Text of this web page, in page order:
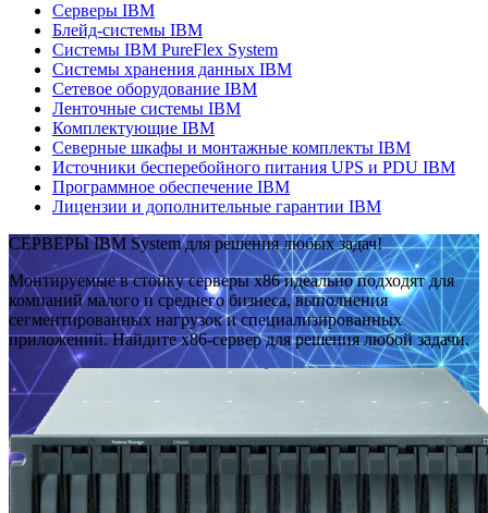
Серверы IBM
Блейд-системы IBM
Системы IBM PureFlex System
Системы хранения данных IBM
Сетевое оборудование IBM
Ленточные системы IBM
Комплектующие IBM
Северные шкафы и монтажные комплекты IBM
Источники бесперебойного питания UPS и PDU IBM
Программное обеспечение IBM
Лицензии и дополнительные гарантии IBM
СЕРВЕРЫ IBM System для решения любых задач!
Монтируемые в стойку серверы x86 идеально подходят для
компаний малого и среднего бизнеса, выполнения
сегментированных нагрузок и специализированных
приложений. Найдите x86-сервер для решения любой задачи.